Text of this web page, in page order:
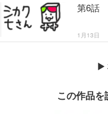
第6話
1月13日
▶
この作品